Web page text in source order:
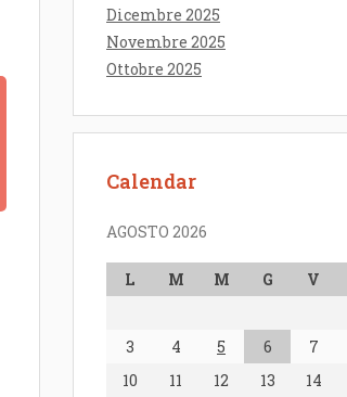
Dicembre 2025
Novembre 2025
Ottobre 2025
Calendar
AGOSTO 2026
L M M G V
3
4 5 6 7
10
11 12 13 14